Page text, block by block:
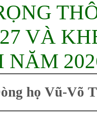
VÀ
NĂM
họ Vũ-Võ